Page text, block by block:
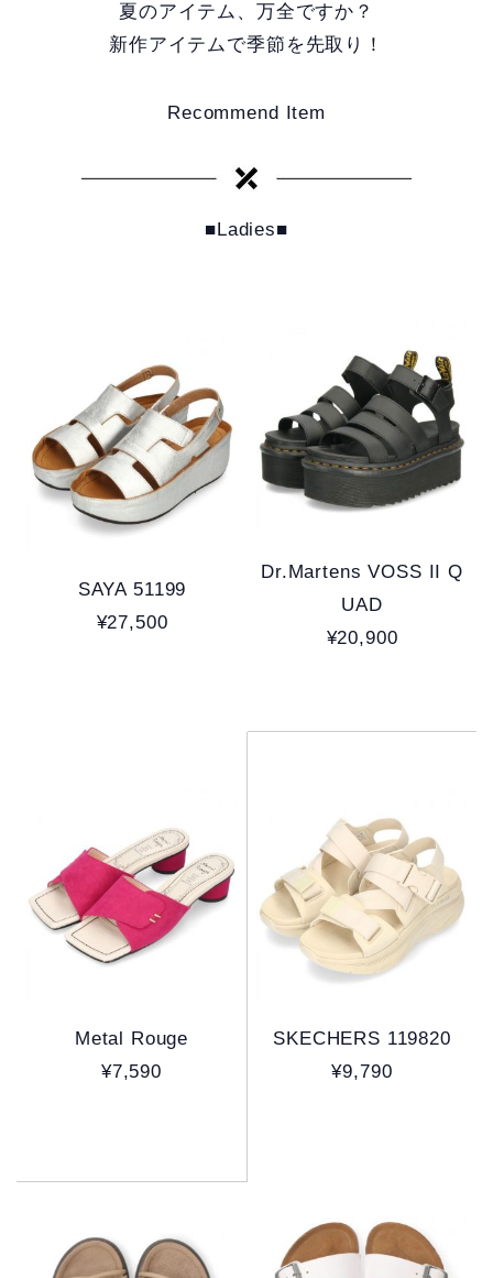
夏のアイテム、万全ですか？
新作アイテムで季節を先取り！
Recommend Item
■Ladies■
SAYA 51199
¥27,500
Dr.Martens VOSS II Q
UAD
¥20,900
Metal Rouge
¥7,590
SKECHERS 119820
¥9,790